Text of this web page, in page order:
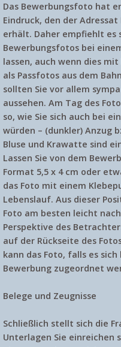
Das Bewerbungsfoto hat
Eindruck, den der
erhält. Daher empfiehlt es
Bewerbungsfotos bei
lassen, auch wenn dies
als Passfotos aus dem
sollten Sie vor allem
aussehen. Am Tag des
so, wie Sie sich auch bei
würden – (dunkler) Anzug
Bluse und Krawatte sind
Lassen Sie von dem
Format 5,5 x 4 cm oder
das Foto mit einem
Lebenslauf. Aus dieser
Foto am besten leicht
Perspektive des
auf der Rückseite des
kann das Foto, falls es
Bewerbung zugeordnet
Belege und Zeugnisse
Schließlich stellt sich die
Unterlagen Sie einreichen